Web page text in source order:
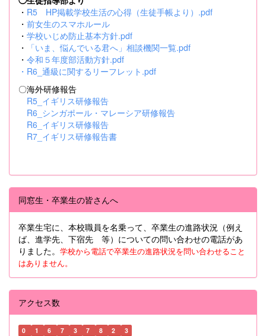
・ R5 HP掲載学校生活の心得（生徒手帳より）.pdf
・ 前女生のスマホルール
・ 学校いじめ防止基本方針.pdf
・
「いま、悩んでいる君へ」相談機関一覧.pdf
・ 令和５年度部活動方針.pdf
・ R6_通級に関するリーフレット.pdf
〇海外研修報告
R5_イギリス研修報告
R6_シンガポール・マレーシア研修報告
R6_イギリス研修報告
R7_イギリス研修報告書
同窓生・卒業生の皆さんへ
卒業生宅に、本校職員を名乗って、卒業生の進路状況（例え
ば、進学先、下宿先 等）についての問い合わせの電話があ
りました。 学校から電話で卒業生の進路状況を問い合わせること
はありません。
アクセス数
0 1 6 7 3 7 8 2 3